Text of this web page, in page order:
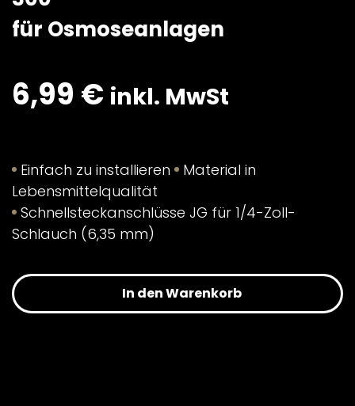
für Osmoseanlagen
6,99 € inkl. MwSt
Einfach zu installieren
Material in
Lebensmittelqualität
Schnellsteckanschlüsse JG für 1/4-Zoll-
Schlauch (6,35 mm)
In den Warenkorb